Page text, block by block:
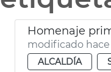
modificado hace
ALCALDÍA